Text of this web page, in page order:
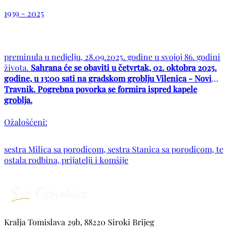
1939 - 2025
preminula u nedjelju, 28.09.2025. godine u svojoj 86. godini
života. Sahrana će se obaviti u četvrtak, 02. oktobra 2025.
godine, u 13:00 sati na gradskom groblju Vilenica - Novi
Travnik. Pogrebna povorka se formira ispred kapele
groblja.
Ožalošćeni:
sestra Milica sa porodicom, sestra Stanica sa porodicom, te
ostala rodbina, prijatelji i komšije
Kralja Tomislava 29b, 88220 Siroki Brijeg